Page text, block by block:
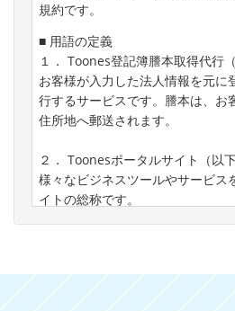
規約です。
■ 用語の定義
１． Toones登記簿謄本取得代行
お客様が入力した法人情報を元に
行するサービスです。謄本は、お
住所地へ郵送されます。
２． Toonesポータルサイト（以
様々なビジネスツールやサービス
イトの総称です。
ントです。ポイントは、Toones
後、当社指定の方法で決済を行う